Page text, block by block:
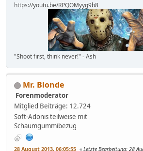
https://youtu.be/RPQOMyyg9b8
"Shoot first, think never!" - Ash
Mr. Blonde
Forenmoderator
Mitglied Beiträge: 12.724
Soft-Adonis teilweise mit
Schaumgummibezug
28 August 2013, 06:05:55 Letzte Bearbeitung: 28